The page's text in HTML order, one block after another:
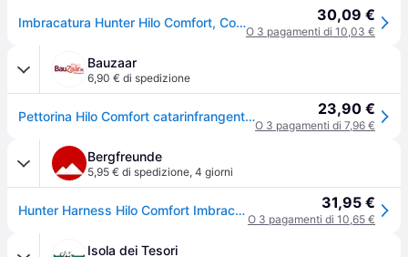
Imbracatura Hunter Hilo Comfort, Colore:marrone, Taglie:S-M 30,09 €
O 3 pagamenti di 10,03 €
Bauzaar
6,90 € di spedizione
Pettorina Hilo Comfort catarinfrangente Hunter Antracite Taglia S/M - 1° ORDINE? scegli tra BZR5 - BZR20 + 200 pt fedeltà 23,90 €
O 3 pagamenti di 7,96 €
Bergfreunde
5,95 € di spedizione, 4 giorni
Hunter Harness Hilo Comfort Imbracatura per cani (Halsumfang 48-55 cm - Bauchumfang 52-58 cm, blu) 31,95 €
O 3 pagamenti di 10,65 €
Isola dei Tesori